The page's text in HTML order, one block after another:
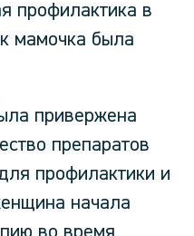
профилактика в
мамочка была
привержена
препаратов
профилактики и
начала